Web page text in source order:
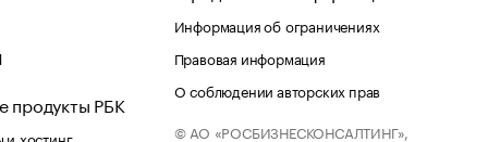
продукты РБК
хостинг
Информация об ограничениях
Правовая информация
О соблюдении авторских прав
© АО «РОСБИЗНЕСКОНСАЛТИНГ»,